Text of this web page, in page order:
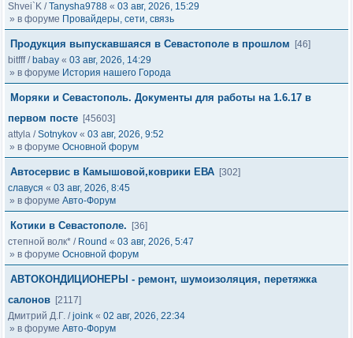
Shvei`K /Tanysha9788 « 03 авг, 2026, 15:29
» в форуме Провайдеры, сети, связь
Продукция выпускавшаяся в Севастополе в прошлом
[46]
bitfff/ babay « 03 авг, 2026, 14:29
» в форуме История нашего Города
Моряки и Севастополь. Документы для работы на 1.6.17 в
первом посте [45603]
attyla /Sotnykov « 03 авг, 2026, 9:52
» в форуме Основной форум
Автосервис в Камышовой,коврики ЕВА [302]
славуся « 03 авг, 2026, 8:45
» в форуме Авто-Форум
Котики в Севастополе.
[36]
степной волк* / Round « 03 авг, 2026, 5:47
» в форуме Основной форум
АВТОКОНДИЦИОНЕРЫ - ремонт, шумоизоляция, перетяжка
салонов [2117]
Дмитрий Д.Г. /joink « 02 авг, 2026, 22:34
» в форуме Авто-Форум